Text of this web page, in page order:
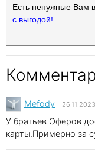
Есть ненужные Вам
с выгодой!
Mefody
У братьев Оферов
карты.Примерно за